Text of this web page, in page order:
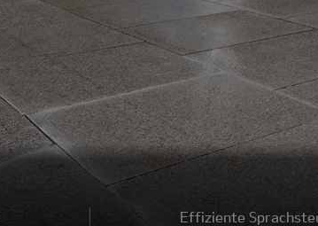
Effiziente